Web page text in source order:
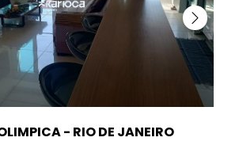
- RIO DE JANEIRO